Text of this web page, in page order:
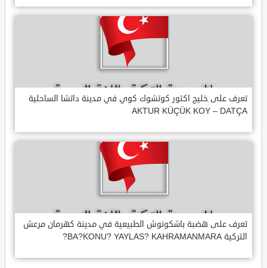
تعرف على خليج اكتور كوتشوك كوي في مدينة داتشا الساحلية
AKTUR KÜÇÜK KOY – DATÇA
تعرف على هضبة باشكونوش الطبيعية في مدينة كهرمان مرعش
التركية BA?KONU? YAYLAS? KAHRAMANMARA?